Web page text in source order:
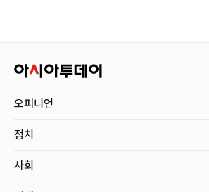
오피니언
정치
사회